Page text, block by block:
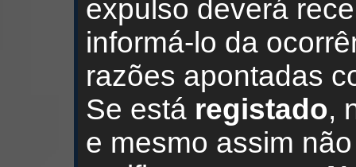
expulso deverá
informá-lo da
razões apontadas
Se está registado,
e mesmo assim